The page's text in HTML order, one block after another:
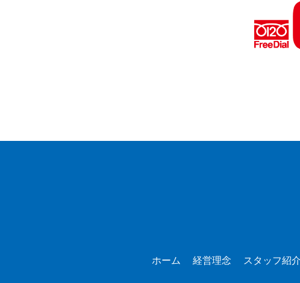
ホーム 経営理念 スタッフ紹介